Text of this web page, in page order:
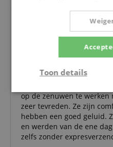
Snelle levering, goed
Guidoop
Deze beoordeling is
geverifieerde aankoop
op de zenuwen te
zeer tevreden. Ze zijn
hebben een goed geluid.
en werden van de ene
zelfs zonder
Toon details
Strikt
noodzakelijk
Functionaliteit